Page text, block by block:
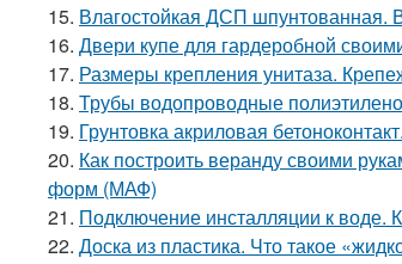
15. Влагостойкая ДСП шпунтованная.
16. Двери купе для гардеробной
17. Размеры крепления унитаза.
18. Трубы водопроводные
19. Грунтовка акриловая
20. Как построить веранду своими
форм (МАФ)
21. Подключение инсталляции к воде.
22. Доска из пластика. Что такое